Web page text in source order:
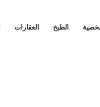
الطبخ العقارات